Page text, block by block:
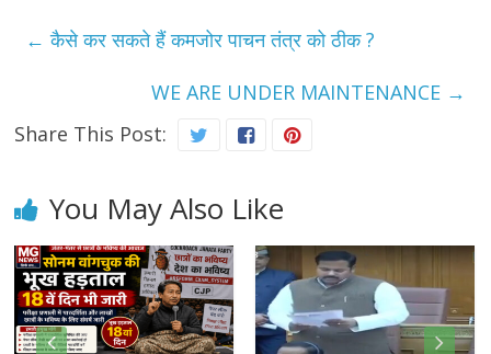
← कैसे कर सकते हैं कमजोर पाचन तंत्र को ठीक ?
WE ARE UNDER MAINTENANCE →
Share This Post:
You May Also Like